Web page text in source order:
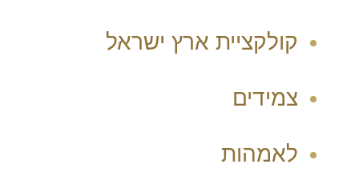
קולקציית ארץ ישראל
צמידים
לאמהות